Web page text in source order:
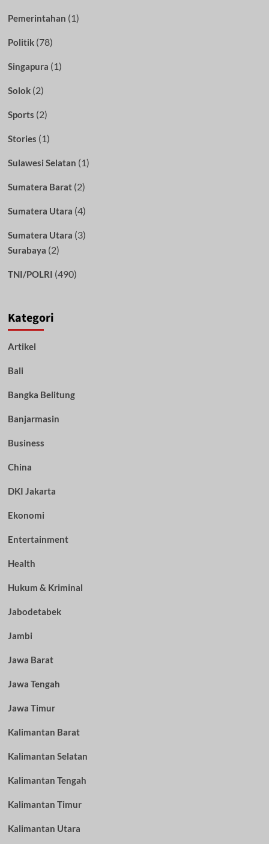
Pemerintahan (1)
Politik(78)
Singapura (1)
Solok(2)
Sports (2)
Stories (1)
Sulawesi Selatan (1)
Sumatera Barat(2)
Sumatera Utara (4)
Sumatera Utara (3)
Surabaya (2)
TNI/POLRI (490)
Kategori
Artikel
Bali
Bangka Belitung
Banjarmasin
Business
China
DKI Jakarta
Ekonomi
Entertainment
Health
Hukum & Kriminal
Jabodetabek
Jambi
Jawa Barat
Jawa Tengah
Jawa Timur
Kalimantan Barat
Kalimantan Selatan
Kalimantan Tengah
Kalimantan Timur
Kalimantan Utara